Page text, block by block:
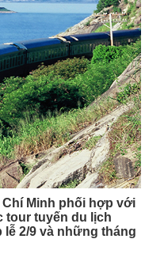
Chí Minh phối hợp với
tour tuyến du lịch
2/9 và những tháng